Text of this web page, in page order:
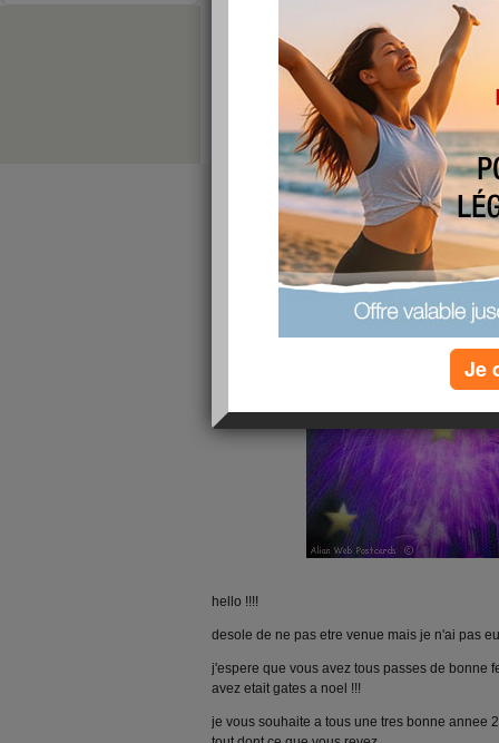
3 4
bonne année
publié le 07/01/2008 à 06:05
hello !!!!
desole de ne pas etre venue mais je n'ai pas
j'espere que vous avez tous passes de bonne
avez etait gates a noel !!!
je vous souhaite a tous une tres bonne annee
Je